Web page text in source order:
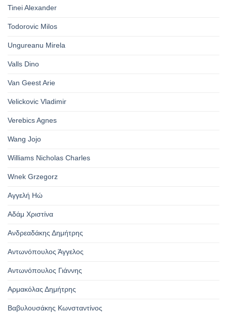
Tinei Alexander
Todorovic Milos
Ungureanu Mirela
Valls Dino
Van Geest Arie
Velickovic Vladimir
Verebics Agnes
Wang Jojo
Williams Nicholas Charles
Wnek Grzegorz
Αγγελή Ηώ
Αδάμ Χριστίνα
Ανδρεαδάκης Δημήτρης
Αντωνόπουλος Άγγελος
Αντωνόπουλος Γιάννης
Αρμακόλας Δημήτρης
Βαβυλουσάκης Κωνσταντίνος